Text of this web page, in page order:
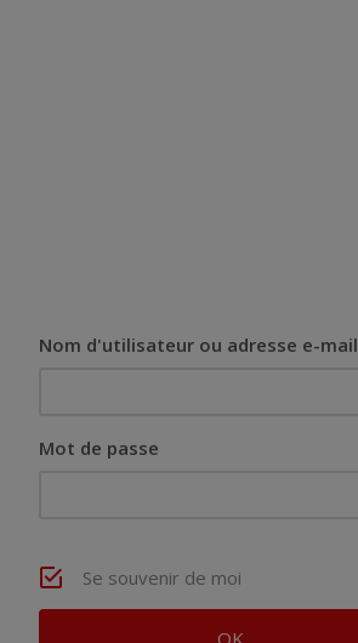
Nom d'utilisateur ou adresse e-mail
Mot de passe
Se souvenir de moi